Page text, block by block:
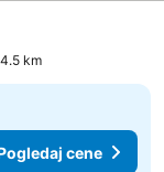
km
cene